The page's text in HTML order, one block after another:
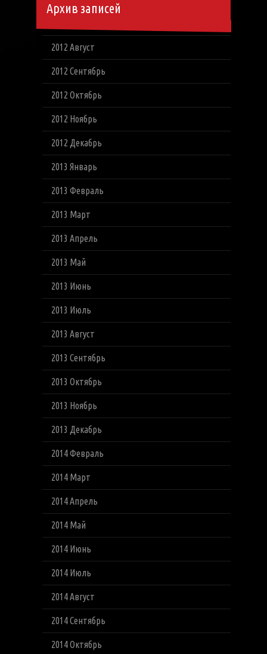
Архив записей
2012 Август
2012 Сентябрь
2012 Октябрь
2012 Ноябрь
2012 Декабрь
2013 Январь
2013 Февраль
2013 Март
2013 Апрель
2013 Май
2013 Июнь
2013 Июль
2013 Август
2013 Сентябрь
2013 Октябрь
2013 Ноябрь
2013 Декабрь
2014 Февраль
2014 Март
2014 Апрель
2014 Май
2014 Июнь
2014 Июль
2014 Август
2014 Сентябрь
2014 Октябрь